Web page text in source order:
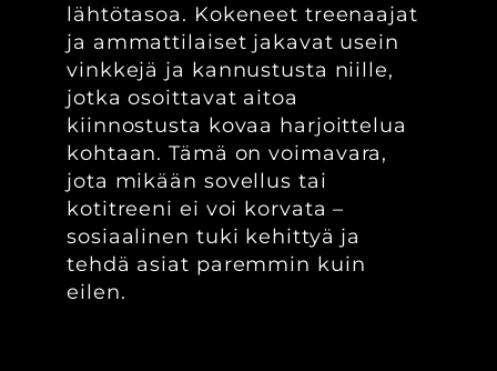
lähtötasoa. Kokeneet treenaajat
ja ammattilaiset jakavat usein
vinkkejä ja kannustusta niille,
jotka osoittavat aitoa
kiinnostusta kovaa harjoittelua
kohtaan. Tämä on voimavara,
jota mikään sovellus tai
kotitreeni ei voi korvata –
sosiaalinen tuki kehittyä ja
tehdä asiat paremmin kuin
eilen.